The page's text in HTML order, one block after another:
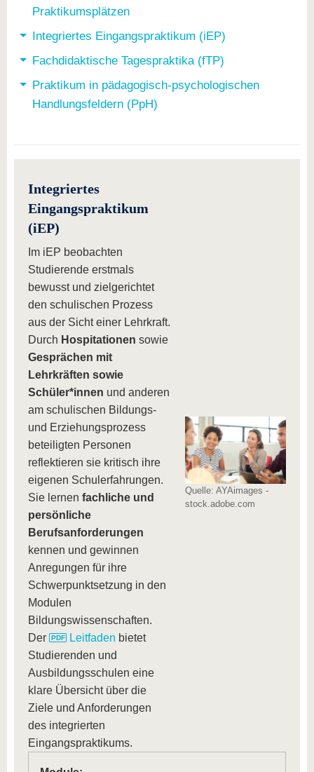
Praktikumsplätzen
Integriertes Eingangspraktikum (iEP)
Fachdidaktische Tagespraktika (fTP)
Praktikum in pädagogisch-psychologischen
Handlungsfeldern (PpH)
Quelle: AYAimages -
stock.adobe.com
Integriertes
Eingangspraktikum
(iEP)
Im iEP beobachten
Studierende erstmals
bewusst und zielgerichtet
den schulischen Prozess
aus der Sicht einer Lehrkraft.
Durch Hospitationen sowie
Gesprächen mit
Lehrkräften sowie
Schüler*innen und anderen
am schulischen Bildungs-
und Erziehungsprozess
beteiligten Personen
reflektieren sie kritisch ihre
eigenen Schulerfahrungen.
Sie lernen fachliche und
persönliche
Berufsanforderungen
kennen und gewinnen
Anregungen für ihre
Schwerpunktsetzung in den
Modulen
Bildungswissenschaften.
Der
Leitfaden bietet
Studierenden und
Ausbildungsschulen eine
klare Übersicht über die
Ziele und Anforderungen
des integrierten
Eingangspraktikums.